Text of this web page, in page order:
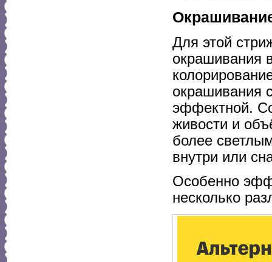
Для этой
окрашивания
окрашивания
эффектной.
живости и
более
внутри или
Особенно
несколько